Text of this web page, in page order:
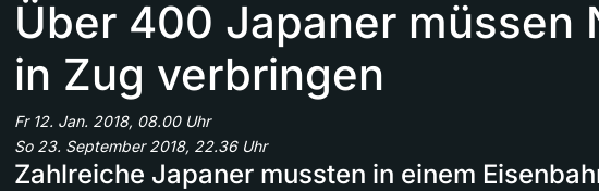
Über 400 Japaner müssen
in Zug verbringen
Fr 12. Jan. 2018, 08.00 Uhr
So 23. September 2018, 22.36 Uhr
Zahlreiche Japaner mussten in einem